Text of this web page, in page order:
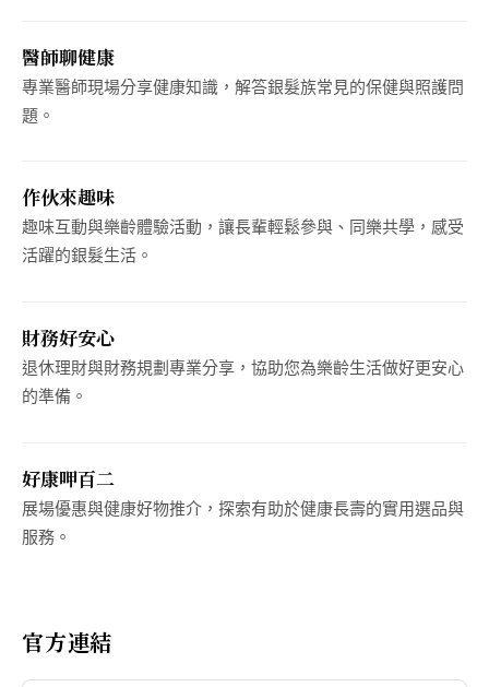
醫師聊健康
專業醫師現場分享健康知識，解答銀髮族常見的保健與照護問
題。
作伙來趣味
趣味互動與樂齡體驗活動，讓長輩輕鬆參與、同樂共學，感受
活躍的銀髮生活。
財務好安心
退休理財與財務規劃專業分享，協助您為樂齡生活做好更安心
的準備。
好康呷百二
展場優惠與健康好物推介，探索有助於健康長壽的實用選品與
服務。
官方連結